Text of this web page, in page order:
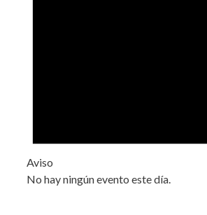
Aviso
No hay ningún evento este día.